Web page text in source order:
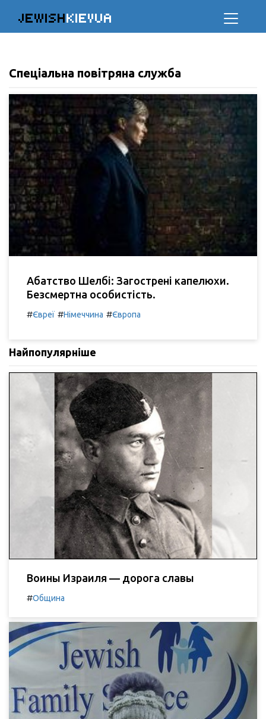
JEWISHKIEVUA
Спеціальна повітряна служба
Абатство Шелбі: Загострені капелюхи.
Безсмертна особистість.
#Євреї #Німеччина #Європа
Найпопулярніше
Воины Израиля — дорога славы
#Община